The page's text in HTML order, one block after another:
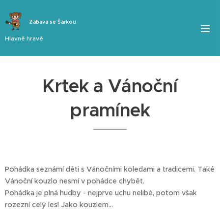
Zábava se Šárkou
Hlavně hravě
Krtek a Vánoční
pramínek
Pohádka seznámí děti s Vánočními koledami a tradicemi. Také
Vánoční kouzlo nesmí v pohádce chybět.
Pohádka je plná hudby - nejprve uchu nelibé, potom však
rozezní celý les! Jako kouzlem...